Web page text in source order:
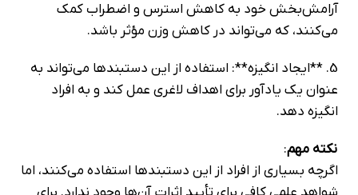
آرامش‌بخش خود به کاهش استرس و اضطراب کمک
می‌کنند، که می‌تواند در کاهش وزن مؤثر باشد.
5. **ایجاد انگیزه**: استفاده از این دستبندها می‌تواند به
عنوان یک یادآور برای اهداف لاغری عمل کند و به افراد
انگیزه دهد.
نکته مهم:
اگرچه بسیاری از افراد از این دستبندها استفاده می‌کنند، اما